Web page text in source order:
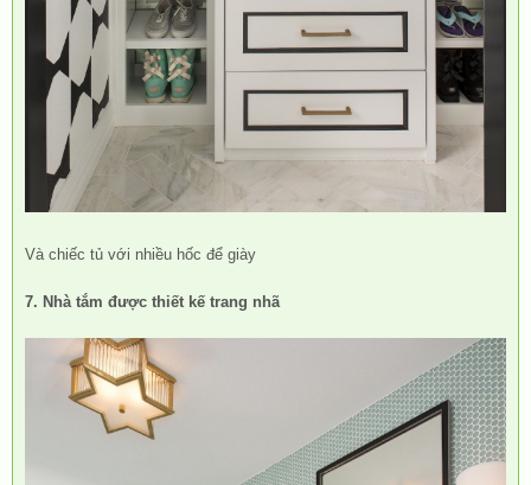
Và chiếc tủ với nhiều hốc để giày
7. Nhà tắm được thiết kế trang nhã